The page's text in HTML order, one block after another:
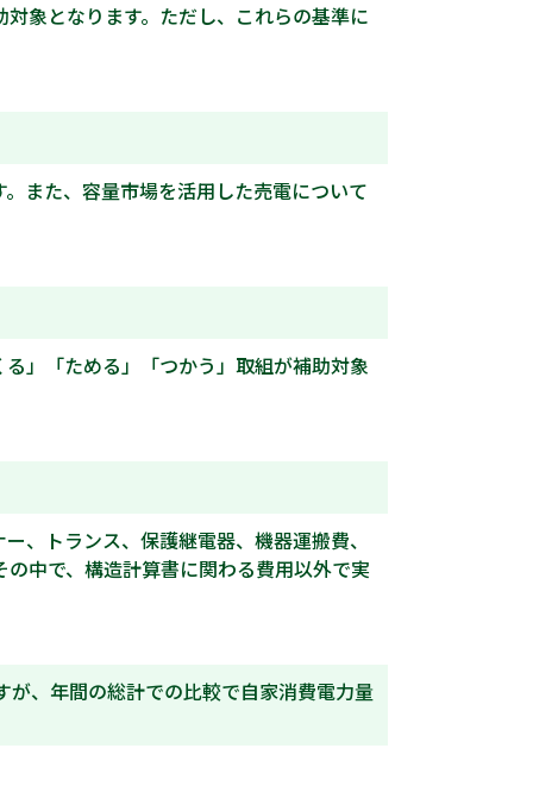
象となります。ただし、これらの基準に
また、容量市場を活用した売電について
」「ためる」「つかう」取組が補助対象
、トランス、保護継電器、機器運搬費、
中で、構造計算書に関わる費用以外で実
が、年間の総計での比較で自家消費電力量